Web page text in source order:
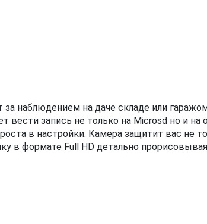
за наблюдением на даче складе или
запись не только на Microsd но и
в настройки. Камера защитит вас не
в формате Full HD детально